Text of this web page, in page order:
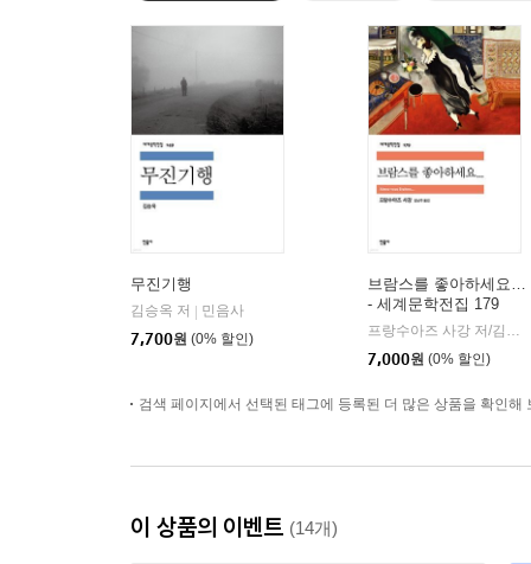
무진기행
김승옥 저
민음사
7,700원 (0% 할인)
브람스를 좋아하세요…
- 세계문학전집 179
프랑수아즈 사강 저/김남주 역
7,000원 (0% 할인)
검색 페이지에서 선택된 태그에 등록된 더 많은 상품을 확인해
이 상품의 이벤트 (14개)